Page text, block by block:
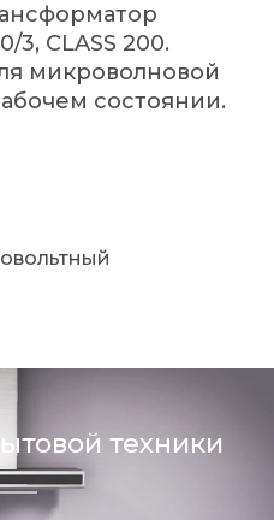
3, CLASS 200.
микроволновой
состоянии.
техники